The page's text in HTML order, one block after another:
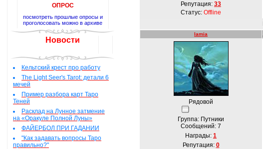
ОПРОС
посмотреть прошлые опросы и
проголосовать можно в архиве
Новости
Кельтский крест про работу
The Light Seer's Tarot: детали 6
мечей
Пример разбора карт Таро
Теней
Расклад на Лунное затмение
на «Оракуле Полной Луны»
ФАЙЕРБОЛ ПРИ ГАДАНИИ
"Как задавать вопросы Таро
правильно?"
Репутация: 33
Статус: Offline
lamia
Рядовой
Группа: Путники
Сообщений: 7
Награды: 1
Репутация: 0